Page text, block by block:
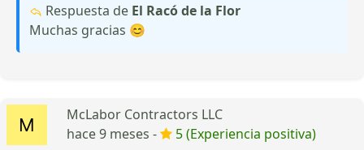
Respuesta de El Racó de la Flor
Muchas gracias 😊
McLabor Contractors LLC
hace 9 meses -
5 (Experiencia positiva)